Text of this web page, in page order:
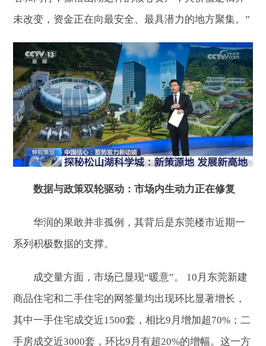
未改变，资金正在向最安全、最具潜力的地方聚集。”
数据与政策双轮驱动：市场内生动力正在修复
华润的果敢并非孤例，其背后是东莞楼市近期一
系列积极数据的支撑。
成交量方面，市场已显现“暖意”。 10月东莞新建
商品住宅和二手住宅的网签量均出现环比显著增长，
其中一手住宅成交近1500套，相比9月增加超70%；二
手房成交近3000套，环比9月有超20%的增幅。这一方